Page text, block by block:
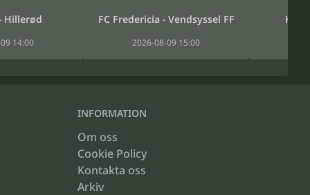
Hillerød
14:00
FC Fredericia - Vendsyssel FF
2026-08-09 15:00
INFORMATION
Om oss
Cookie Policy
Kontakta oss
Arkiv